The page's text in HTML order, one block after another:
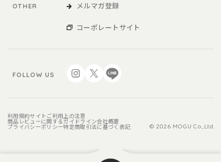
OTHER メルマガ登録
コーポレートサイト
FOLLOW US
利用規約サイトご利用上の注意
商品レビューに関するガイドライン会社概要
プライバシーポリシー特定商取引法に基づく表記 © 2026 MOGU Co.,Ltd.